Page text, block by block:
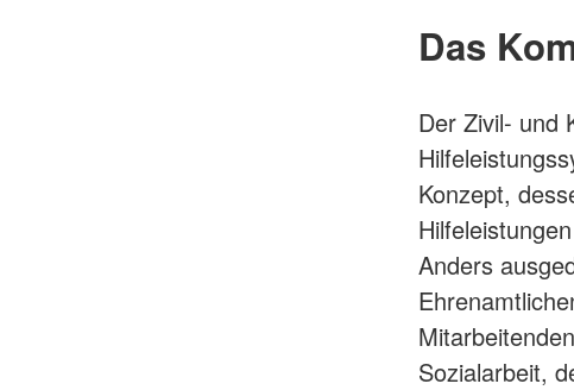
Das
Der Zivil- und
Konzept,
Anders
Sozialarbeit,